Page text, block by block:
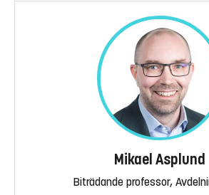
Mikael Asplund
Biträdande professor,